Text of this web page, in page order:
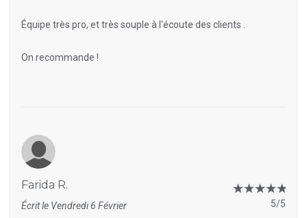
Équipe très pro, et très souple à l'écoute des clients .
On recommande !
Farida R.
Écrit le Vendredi 6 Février
5/5